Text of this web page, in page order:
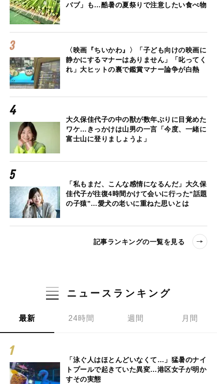
バブ」も…酷暑の夏祭りで注意したい食べ物
〈映画『ちいかわ』〉「子ども向けの映画に
静かにするマナーはありません」「叱ってく
れ」大ヒットの裏で鑑賞マナー論争が白熱
大久保佳代子の中の獣が数年ぶりに目覚めた
ワケ…きっかけは山男の一言「今度、一緒に
富士山に登りましょうよ」
「私もまだ、こんな感情になるんだ」大久保
佳代子が往復4時間かけて会いに行った“話題
の子猿”…愛犬の老いに重ねた思いとは
記事ランキングの一覧を見る
ニュースランキング
最新 24時間 週間 月間
「泳ぐ人はほとんどいなくて…」猛暑のナイ
トプールで起きていた異変…港区女子が明か
すその実態